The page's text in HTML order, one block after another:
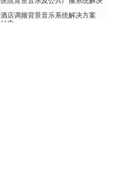
方案
酒店调频背景音乐系统解决方案